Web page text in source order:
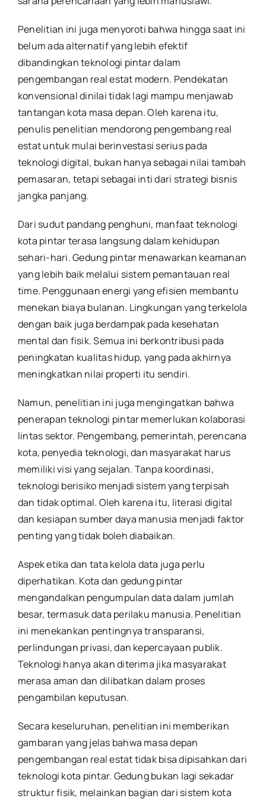
Penelitian ini juga menyoroti bahwa hingga saat ini
belum ada alternatif yang lebih efektif
dibandingkan teknologi pintar dalam
pengembangan real estat modern. Pendekatan
konvensional dinilai tidak lagi mampu menjawab
tantangan kota masa depan. Oleh karena itu,
penulis penelitian mendorong pengembang real
estat untuk mulai berinvestasi serius pada
teknologi digital, bukan hanya sebagai nilai tambah
pemasaran, tetapi sebagai inti dari strategi bisnis
jangka panjang.
Dari sudut pandang penghuni, manfaat teknologi
kota pintar terasa langsung dalam kehidupan
sehari-hari. Gedung pintar menawarkan keamanan
yang lebih baik melalui sistem pemantauan real
time. Penggunaan energi yang efisien membantu
menekan biaya bulanan. Lingkungan yang terkelola
dengan baik juga berdampak pada kesehatan
mental dan fisik. Semua ini berkontribusi pada
peningkatan kualitas hidup, yang pada akhirnya
meningkatkan nilai properti itu sendiri.
Namun, penelitian ini juga mengingatkan bahwa
penerapan teknologi pintar memerlukan kolaborasi
lintas sektor. Pengembang, pemerintah, perencana
kota, penyedia teknologi, dan masyarakat harus
memiliki visi yang sejalan. Tanpa koordinasi,
teknologi berisiko menjadi sistem yang terpisah
dan tidak optimal. Oleh karena itu, literasi digital
dan kesiapan sumber daya manusia menjadi faktor
penting yang tidak boleh diabaikan.
Aspek etika dan tata kelola data juga perlu
diperhatikan. Kota dan gedung pintar
mengandalkan pengumpulan data dalam jumlah
besar, termasuk data perilaku manusia. Penelitian
ini menekankan pentingnya transparansi,
perlindungan privasi, dan kepercayaan publik.
Teknologi hanya akan diterima jika masyarakat
merasa aman dan dilibatkan dalam proses
pengambilan keputusan.
Secara keseluruhan, penelitian ini memberikan
gambaran yang jelas bahwa masa depan
pengembangan real estat tidak bisa dipisahkan dari
teknologi kota pintar. Gedung bukan lagi sekadar
struktur fisik, melainkan bagian dari sistem kota